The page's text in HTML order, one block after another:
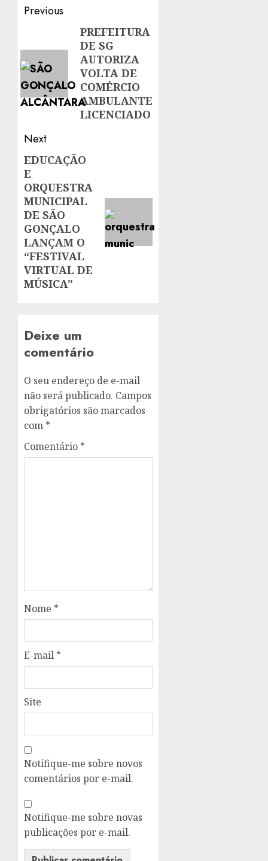
Post
navigation
Previous
post:
PREFEITURA
DE SG
AUTORIZA
VOLTA DE
COMÉRCIO
AMBULANTE
LICENCIADO
Next
Next
post:
EDUCAÇÃO
E
ORQUESTRA
MUNICIPAL
DE SÃO
GONÇALO
LANÇAM O
“FESTIVAL
VIRTUAL DE
MÚSICA”
Deixe um
comentário
O seu endereço de e-mail
não será publicado. Campos
obrigatórios são marcados
com *
Comentário *
Nome *
E-mail *
Site
Notifique-me sobre novos
comentários por e-mail.
Notifique-me sobre novas
publicações por e-mail.